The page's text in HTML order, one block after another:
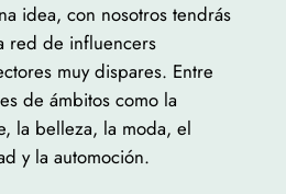
idea, con nosotros tendrás
red de influencers
muy dispares. Entre
de ámbitos como la
la belleza, la moda, el
y la automoción.